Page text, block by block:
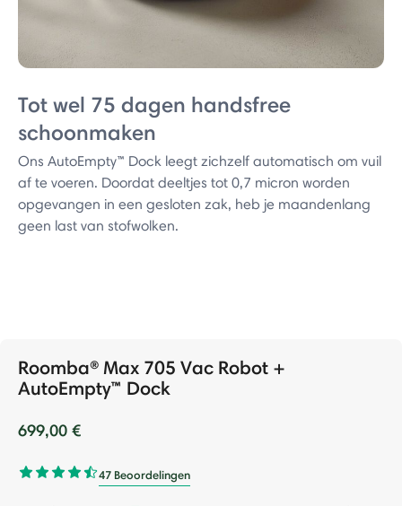
Tot wel 75 dagen handsfree
schoonmaken
Ons AutoEmpty™ Dock leegt zichzelf automatisch om vuil
af te voeren. Doordat deeltjes tot 0,7 micron worden
opgevangen in een gesloten zak, heb je maandenlang
geen last van stofwolken.
Roomba® Max 705 Vac Robot +
AutoEmpty™ Dock
699,00 €
47 Beoordelingen